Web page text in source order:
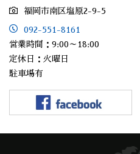
福岡市南区塩原2-9-5
092-551-8161
営業時間：9:00～18:00
定休日：火曜日
駐車場有